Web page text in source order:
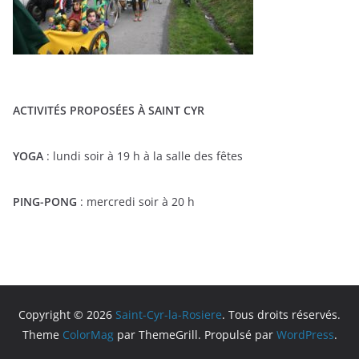
ACTIVITÉS PROPOSÉES À SAINT CYR
YOGA : lundi soir à 19 h à la salle des fêtes
PING-PONG : mercredi soir à 20 h
Copyright © 2026 Saint-Cyr-la-Rosiere. Tous droits réservés.
Theme ColorMagpar ThemeGrill. Propulsé par WordPress.